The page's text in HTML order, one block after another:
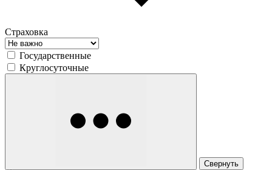
Страховка
Государственные
Круглосуточные
Свернуть